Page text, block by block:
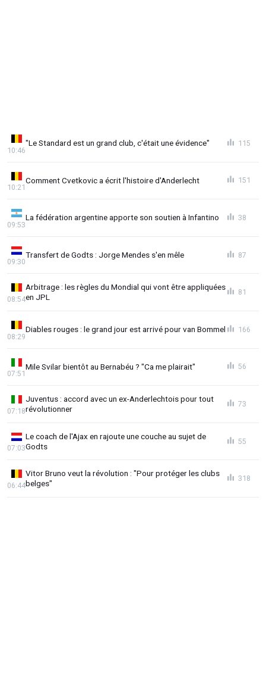
"Le Standard est un grand club, c'était une évidence"
10:46
115
Comment Cvetkovic a écrit l'histoire d'Anderlecht
10:21
151
La fédération argentine apporte son soutien à Infantino
09:53
38
Transfert de Godts : Jorge Mendes s'en mêle
09:30
87
Arbitrage : les règles du Mondial qui vont être appliquées
en JPL
08:54
81
Diables rouges : le grand jour est arrivé pour van Bommel
08:29
166
Mile Svilar bientôt au Bernabéu ? "Ca me plairait"
07:51
56
Juventus : accord avec un ex-Anderlechtois pour tout
révolutionner
07:18
73
Le coach de l'Ajax en rajoute une couche au sujet de
Godts
07:03
55
Vitor Bruno veut la révolution : "Pour protéger les clubs
belges"
06:44
318